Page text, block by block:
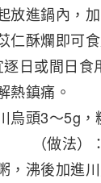
放進鍋內，
仁酥爛即可
逐日或間
解熱鎮痛。
頭3～5g，
（做法）
，沸後加進